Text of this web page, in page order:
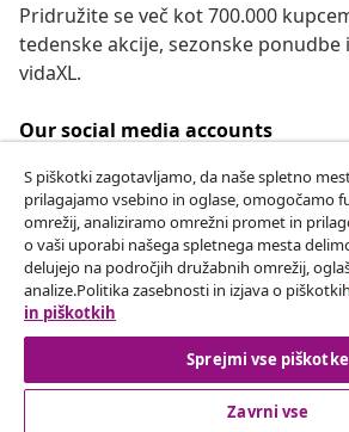
Pridružite se več kot 700.000
tedenske akcije, sezonske ponudbe
vidaXL.
Our social media accounts
Odstop od pogodbe
Oddaj zahtevek za odstop od
Odstop od
S piškotki zagotavljamo, da naše spletno
prilagajamo vsebino in oglase, omogočamo
omrežij, analiziramo omrežni promet in
o vaši uporabi našega spletnega mesta
delujejo na področjih družabnih omrežij,
analize.Politika zasebnosti in izjava o piškotkih
in piškotkih
Sprejmi vse piškotke
Zavrni vse